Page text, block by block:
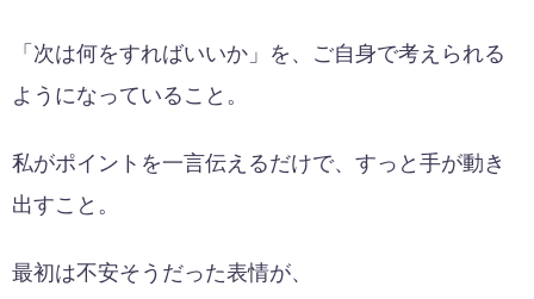
「次は何をすればいいか」を、ご自身で考えられる
ようになっていること。
私がポイントを一言伝えるだけで、すっと手が動き
出すこと。
最初は不安そうだった表情が、